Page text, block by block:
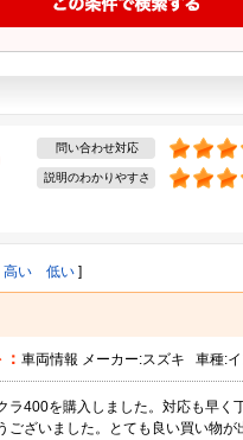
問い合わせ対応
説明のわかりやすさ
高い 低い ]
車両情報 メーカー:スズキ 車種:
ラ400を購入しました。対応も早く
ございました。とても良い買い物